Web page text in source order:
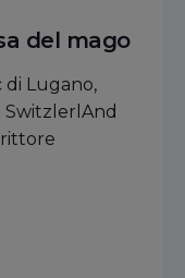
del mago
di Lugano,